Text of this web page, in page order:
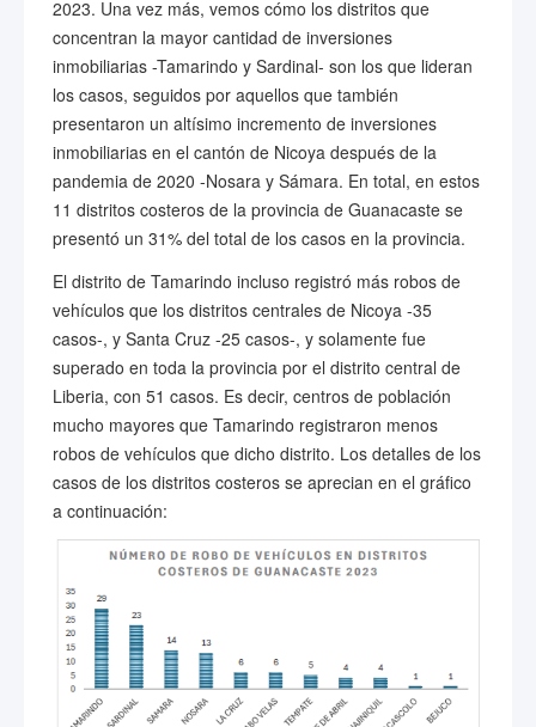
2023. Una vez más, vemos cómo los distritos que
concentran la mayor cantidad de inversiones
inmobiliarias -Tamarindo y Sardinal- son los que lideran
los casos, seguidos por aquellos que también
presentaron un altísimo incremento de inversiones
inmobiliarias en el cantón de Nicoya después de la
pandemia de 2020 -Nosara y Sámara. En total, en estos
11 distritos costeros de la provincia de Guanacaste se
presentó un 31% del total de los casos en la provincia.
El distrito de Tamarindo incluso registró más robos de
vehículos que los distritos centrales de Nicoya -35
casos-, y Santa Cruz -25 casos-, y solamente fue
superado en toda la provincia por el distrito central de
Liberia, con 51 casos. Es decir, centros de población
mucho mayores que Tamarindo registraron menos
robos de vehículos que dicho distrito. Los detalles de los
casos de los distritos costeros se aprecian en el gráfico
a continuación: